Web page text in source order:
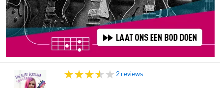
2 reviews